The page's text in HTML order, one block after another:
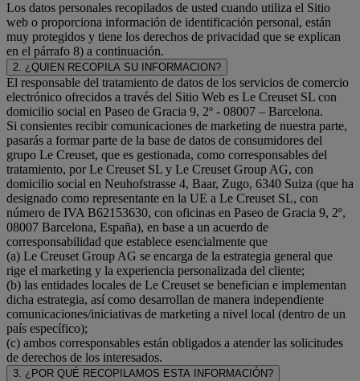
Los datos personales recopilados de usted cuando utiliza el Sitio
web o proporciona información de identificación personal, están
muy protegidos y tiene los derechos de privacidad que se explican
en el párrafo 8) a continuación.
2. ¿QUIEN RECOPILA SU INFORMACION?
El responsable del tratamiento de datos de los servicios de comercio
electrónico ofrecidos a través del Sitio Web es Le Creuset SL con
domicilio social en Paseo de Gracia 9, 2º - 08007 – Barcelona.
Si consientes recibir comunicaciones de marketing de nuestra parte,
pasarás a formar parte de la base de datos de consumidores del
grupo Le Creuset, que es gestionada, como corresponsables del
tratamiento, por Le Creuset SL y Le Creuset Group AG, con
domicilio social en Neuhofstrasse 4, Baar, Zugo, 6340 Suiza (que ha
designado como representante en la UE a Le Creuset SL, con
número de IVA B62153630, con oficinas en Paseo de Gracia 9, 2º,
08007 Barcelona, España), en base a un acuerdo de
corresponsabilidad que establece esencialmente que
(a) Le Creuset Group AG se encarga de la estrategia general que
rige el marketing y la experiencia personalizada del cliente;
(b) las entidades locales de Le Creuset se benefician e implementan
dicha estrategia, así como desarrollan de manera independiente
comunicaciones/iniciativas de marketing a nivel local (dentro de un
país específico);
(c) ambos corresponsables están obligados a atender las solicitudes
de derechos de los interesados.
3. ¿POR QUÉ RECOPILAMOS ESTA INFORMACIÓN?